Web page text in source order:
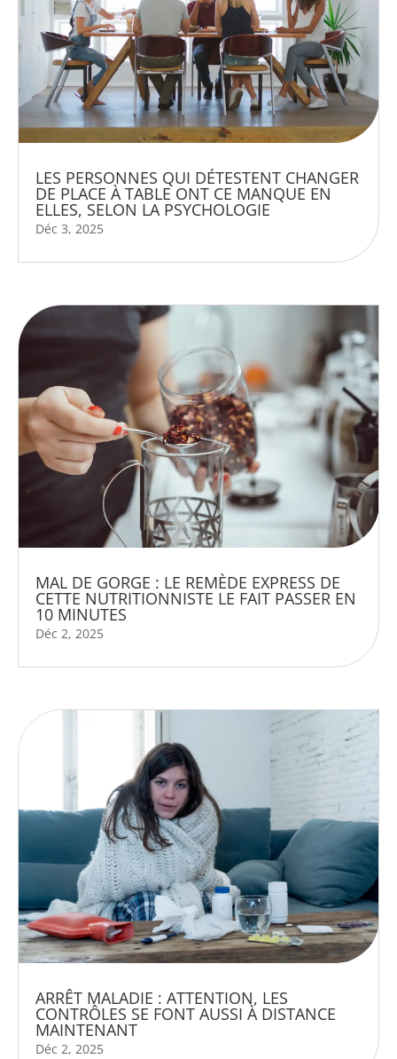
LES PERSONNES QUI DÉTESTENT CHANGER
DE PLACE À TABLE ONT CE MANQUE EN
ELLES, SELON LA PSYCHOLOGIE
Déc 3, 2025
MAL DE GORGE : LE REMÈDE EXPRESS DE
CETTE NUTRITIONNISTE LE FAIT PASSER EN
10 MINUTES
Déc 2, 2025
ARRÊT MALADIE : ATTENTION, LES
CONTRÔLES SE FONT AUSSI À DISTANCE
MAINTENANT
Déc 2, 2025